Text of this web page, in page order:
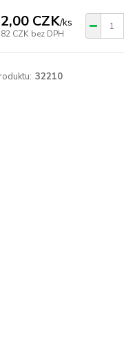
CZK/ks
CZK bez DPH
32210